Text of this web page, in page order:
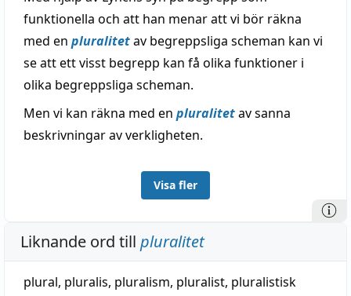
funktionella och att han menar att vi bör räkna
med en pluralitetav begreppsliga scheman kan vi
se att ett visst begrepp kan få olika funktioner i
olika begreppsliga scheman.
Men vi kan räkna med en pluralitetav sanna
beskrivningar av verkligheten.
Visa fler
Liknande ord till pluralitet
plural, pluralis, pluralism, pluralist, pluralistisk